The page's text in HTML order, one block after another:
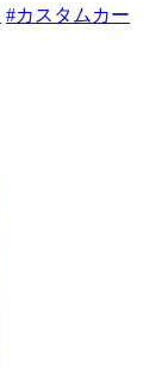
#カスタムカー